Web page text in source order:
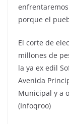
porque el
El corte de
millones de
la ya ex edil
Avenida
Municipal y a
(Infoqroo)